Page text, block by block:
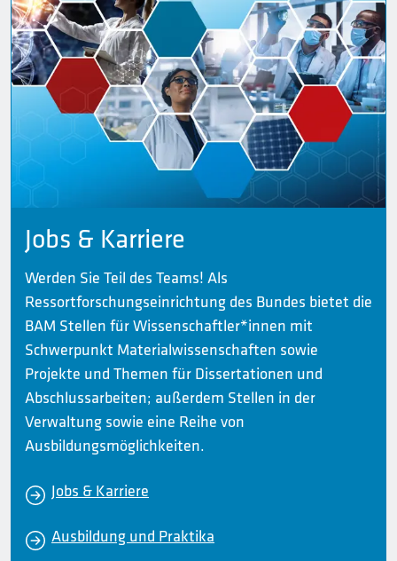
Jobs & Karriere
Werden Sie Teil des Teams! Als
Ressortforschungseinrichtung des Bundes bietet die
BAM Stellen für Wissenschaftler*innen mit
Schwerpunkt Materialwissenschaften sowie
Projekte und Themen für Dissertationen und
Abschlussarbeiten; außerdem Stellen in der
Verwaltung sowie eine Reihe von
Ausbildungsmöglichkeiten.
Jobs & Karriere
Ausbildung und Praktika